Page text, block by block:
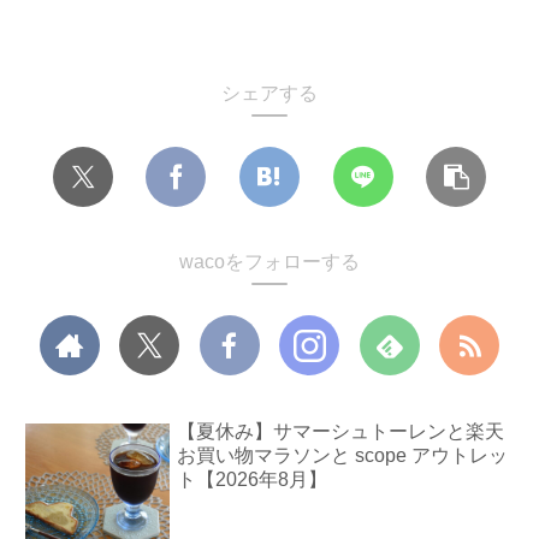
シェアする
wacoをフォローする
【夏休み】サマーシュトーレンと楽天
お買い物マラソンと scope アウトレッ
ト【2026年8月】